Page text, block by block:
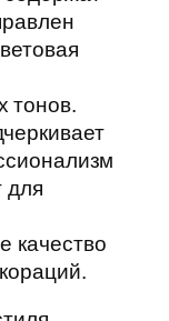
тонов.
для
качество